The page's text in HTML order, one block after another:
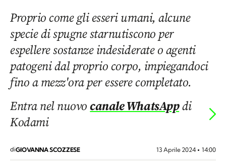
Proprio come gli esseri umani, alcune
specie di spugne starnutiscono per
espellere sostanze indesiderate o agenti
patogeni dal proprio corpo, impiegandoci
fino a mezz'ora per essere completato.
Entra nel nuovocanale WhatsAppdi
Kodami
diGIOVANNA SCOZZESE 13 Aprile 2024 14:00